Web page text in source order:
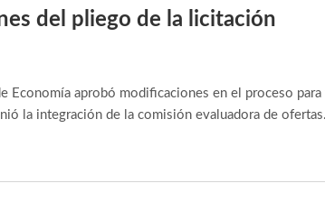
del pliego de la licitación
Economía aprobó modificaciones en el proceso
la integración de la comisión evaluadora de ofertas.